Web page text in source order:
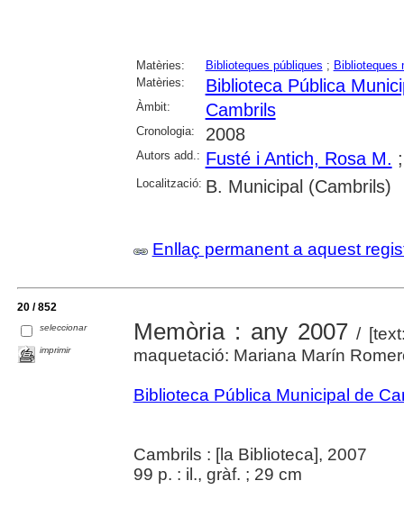
Matèries: Biblioteques públiques ; Biblioteques
Matèries:
Biblioteca Pública
Àmbit: Cambrils
Cronologia: 2008
Autors add.: Fusté i Antich, Rosa M.
Localització: B. Municipal (Cambrils)
Enllaç permanent a aquest
20 / 852
seleccionar
imprimir
Memòria : any 2007 /
maquetació: Mariana Marín
Biblioteca Pública Municipal de
Cambrils : [la Biblioteca], 2007
99 p. : il., gràf. ; 29 cm